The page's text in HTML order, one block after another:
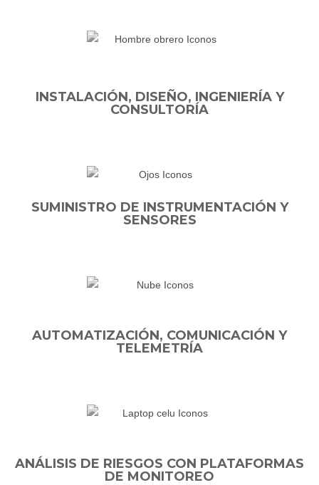
INSTALACIÓN, DISEÑO, INGENIERÍA Y
CONSULTORÍA
SUMINISTRO DE INSTRUMENTACIÓN Y
SENSORES
AUTOMATIZACIÓN, COMUNICACIÓN Y
TELEMETRÍA
ANÁLISIS DE RIESGOS CON PLATAFORMAS
DE MONITOREO